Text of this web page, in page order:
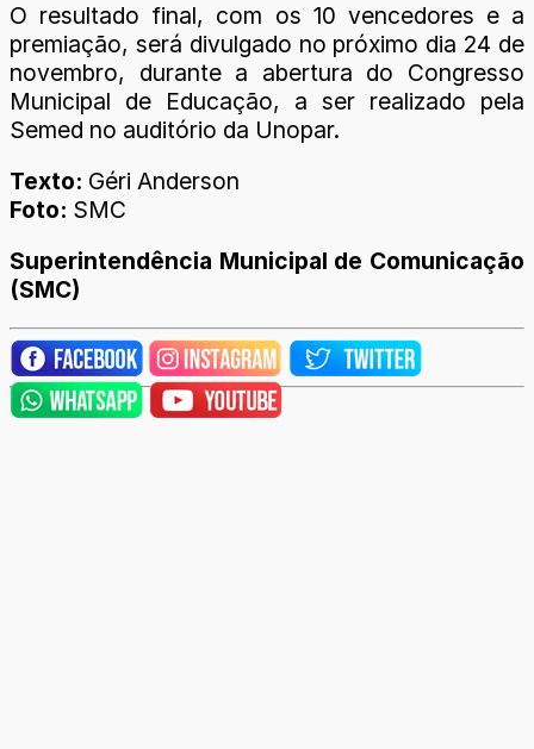
O resultado final, com os 10 vencedores e a
premiação, será divulgado no próximo dia 24 de
novembro, durante a abertura do Congresso
Municipal de Educação, a ser realizado pela
Semed no auditório da Unopar.
Texto: Géri Anderson
Foto: SMC
Superintendência Municipal de Comunicação
(SMC)